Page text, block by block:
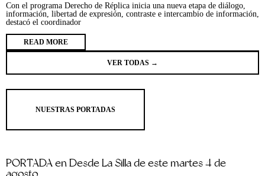
Con el programa Derecho de Réplica inicia una nueva etapa de diálogo,
información, libertad de expresión, contraste e intercambio de información,
destacó el coordinador
READ MORE
VER TODAS →
NUESTRAS PORTADAS
PORTADA en Desde La Silla de este martes 4 de